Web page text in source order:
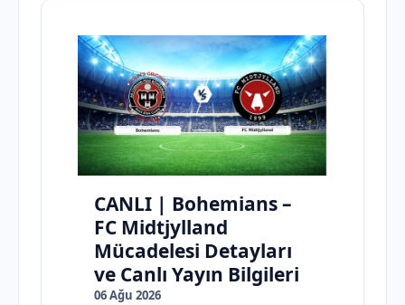
CANLI | Bohemians –
FC Midtjylland
Mücadelesi Detayları
ve Canlı Yayın Bilgileri
06 Ağu 2026